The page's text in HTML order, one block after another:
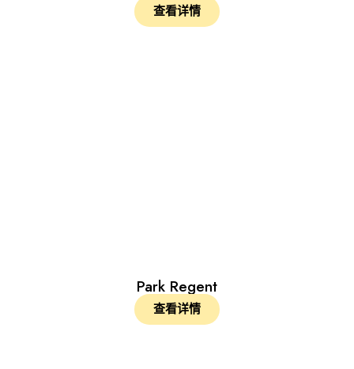
查看详情
Park Regent
查看详情